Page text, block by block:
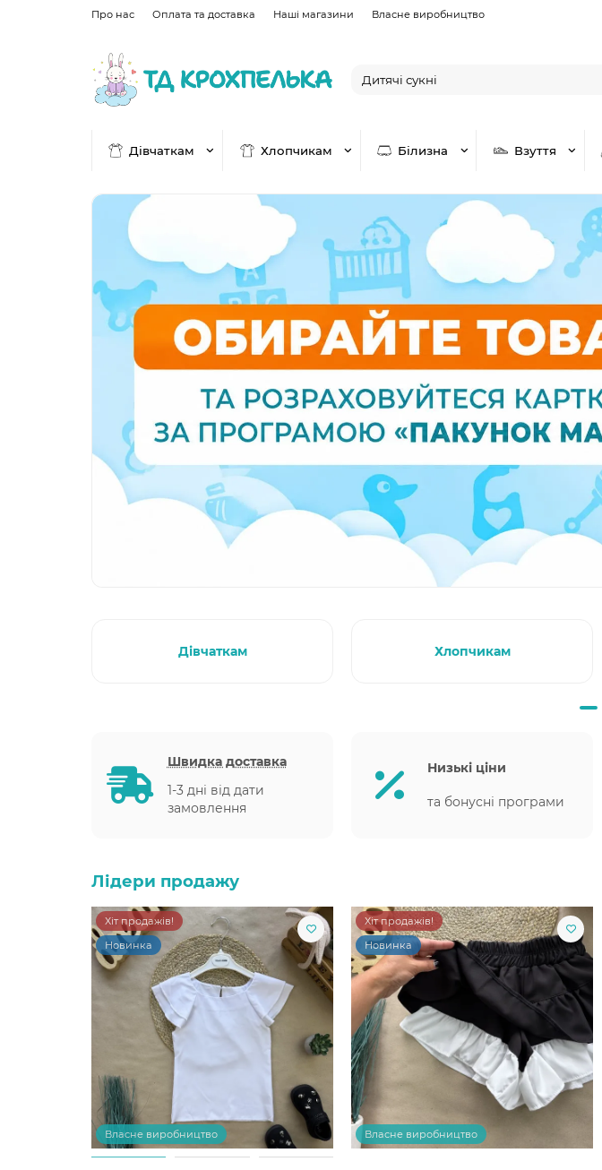
Про нас Оплата та доставка Наші магазини Власне виробництво
Дівчаткам Хлопчикам Білизна Взуття
Дівчаткам Хлопчикам
Швидка доставка
1-3 дні від дати
замовлення
Низькі ціни
та бонусні програми
Лідери продажу
Хіт продажів!
Новинка
Власне виробництво
Хіт продажів!
Новинка
Власне виробництво